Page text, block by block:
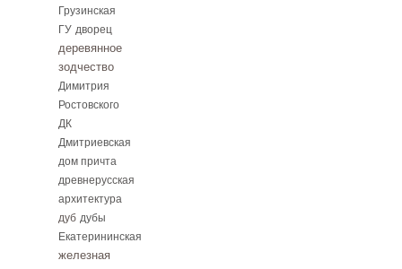
Грузинская
ГУ дворец
деревянное
зодчество
Димитрия
Ростовского
ДК
Дмитриевская
дом причта
древнерусская
архитектура
дуб дубы
Екатерининская
железная